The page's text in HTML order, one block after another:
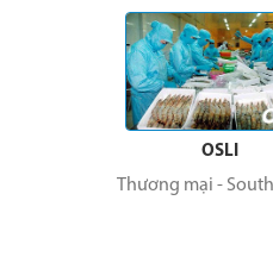
Thương mại-South Korea